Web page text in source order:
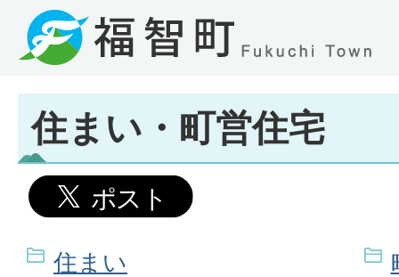
住まい・町営住宅
住まい